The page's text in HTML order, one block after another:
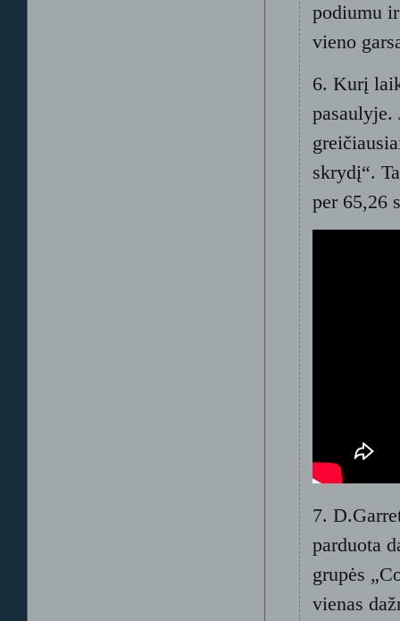
podiumu
vieno
6. Kurį
pasaulyje.
skrydį“.
per 65,26
7.
parduota
grupės
vienas